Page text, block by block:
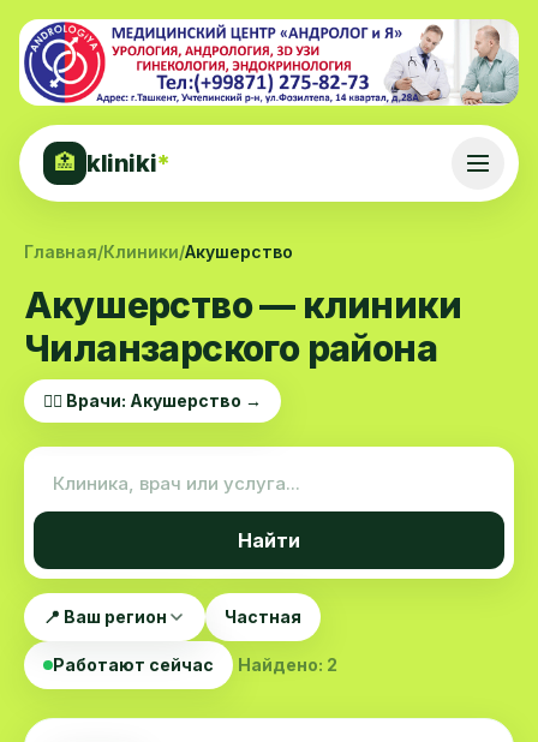
🏥 kliniki*
Главная/Клиники/Акушерство
Акушерство — клиники
Чиланзарского района
👨‍⚕️ Врачи: Акушерство →
Найти
📍 Ваш регион Частная
Работают сейчас Найдено: 2